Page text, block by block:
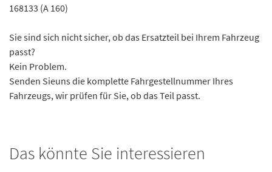
168133 (A 160)
Sie sind sich nicht sicher, ob das Ersatzteil bei Ihrem Fahrzeug
passt?
Kein Problem.
Senden Sieuns die komplette Fahrgestellnummer Ihres
Fahrzeugs, wir prüfen für Sie, ob das Teil passt.
Das könnte Sie interessieren